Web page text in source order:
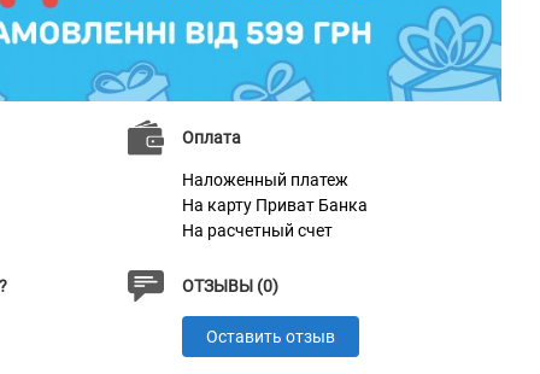
Оплата
Наложенный платеж
На карту Приват Банка
На расчетный счет
ОТЗЫВЫ (0)
Оставить отзыв